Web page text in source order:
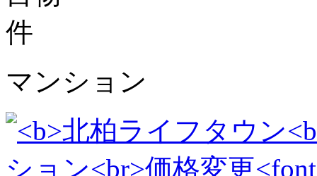
マンション